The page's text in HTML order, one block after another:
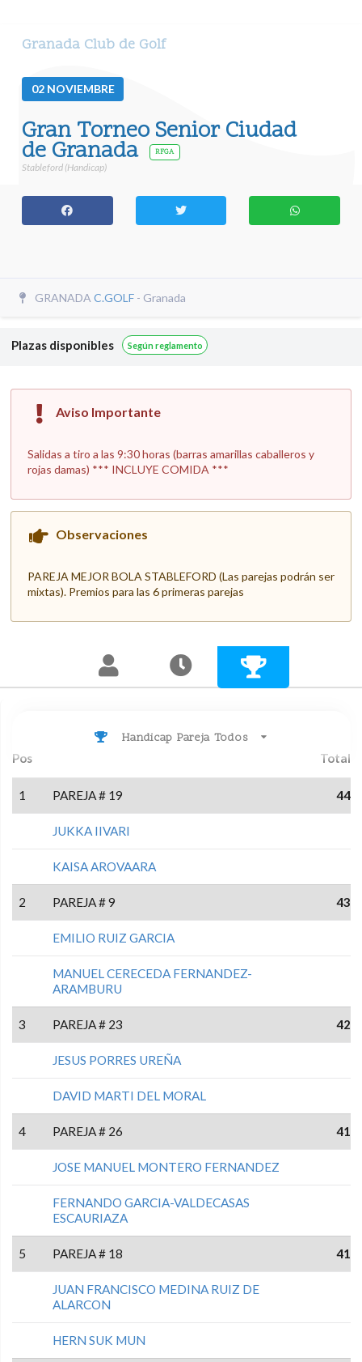
Granada Club de Golf
02 NOVIEMBRE
Gran Torneo Senior Ciudad
de Granada RFGA
Stableford (Handicap)
GRANADAC.GOLF - Granada
Plazas disponibles Según reglamento
Aviso Importante
Salidas a tiro a las 9:30 horas (barras amarillas caballeros y
rojas damas) *** INCLUYE COMIDA ***
Observaciones
PAREJA MEJOR BOLA STABLEFORD (Las parejas podrán ser
mixtas). Premios para las 6 primeras parejas
Handicap Pareja Todos
Pos Total
1 PAREJA # 19 44
JUKKA IIVARI
KAISA AROVAARA
2 PAREJA # 9 43
EMILIO RUIZ GARCIA
MANUEL CERECEDA FERNANDEZ-
ARAMBURU
3 PAREJA # 23 42
JESUS PORRES UREÑA
DAVID MARTI DEL MORAL
4 PAREJA # 26 41
JOSE MANUEL MONTERO FERNANDEZ
FERNANDO GARCIA-VALDECASAS
ESCAURIAZA
5 PAREJA # 18 41
JUAN FRANCISCO MEDINA RUIZ DE
ALARCON
HERN SUK MUN